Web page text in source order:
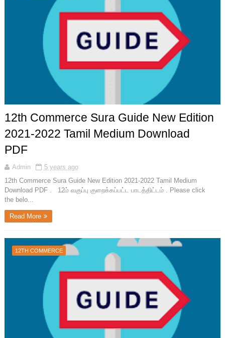
12th Commerce Sura Guide New Edition
2021-2022 Tamil Medium Download
PDF
Admin
5 years ago
12th Commerce Sura Guide New Edition 2021-2022 Tamil Medium
Download PDF . 12ம் வகுப்பு குறைக்கப்பட்ட பாடத்திட்டம் . Please click
the belo...
Read More
12TH COMMERCE